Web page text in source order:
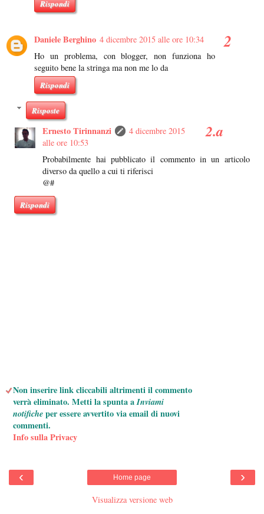
Rispondi
Daniele Berghino 4 dicembre 2015 alle ore 10:34
Ho un problema, con blogger, non funziona ho
seguito bene la stringa ma non me lo da
Rispondi
Risposte
Ernesto Tirinnanzi
4 dicembre 2015
alle ore 10:53
Probabilmente hai pubblicato il commento in un articolo
diverso da quello a cui ti riferisci
@#
Rispondi
Non inserire link cliccabili altrimenti il commento
verrà eliminato. Metti la spunta aInviami
notificheper essere avvertito via email di nuovi
commenti.
Info sulla Privacy
‹ ›
Home page
Visualizza versione web